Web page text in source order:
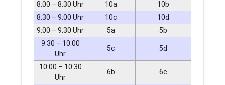
8:00 – 8:30 Uhr
10a
10b
8:30 – 9:00 Uhr
10c
10d
9:00 – 9:30 Uhr
5a
5b
9:30 – 10:00
Uhr
5c 5d
10:00 – 10:30
Uhr
6b 6c